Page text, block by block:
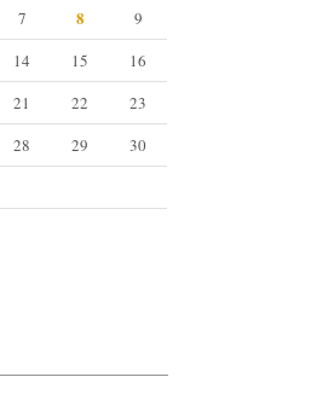
7 8
9
14 15
16
21 22
23
28 29
30